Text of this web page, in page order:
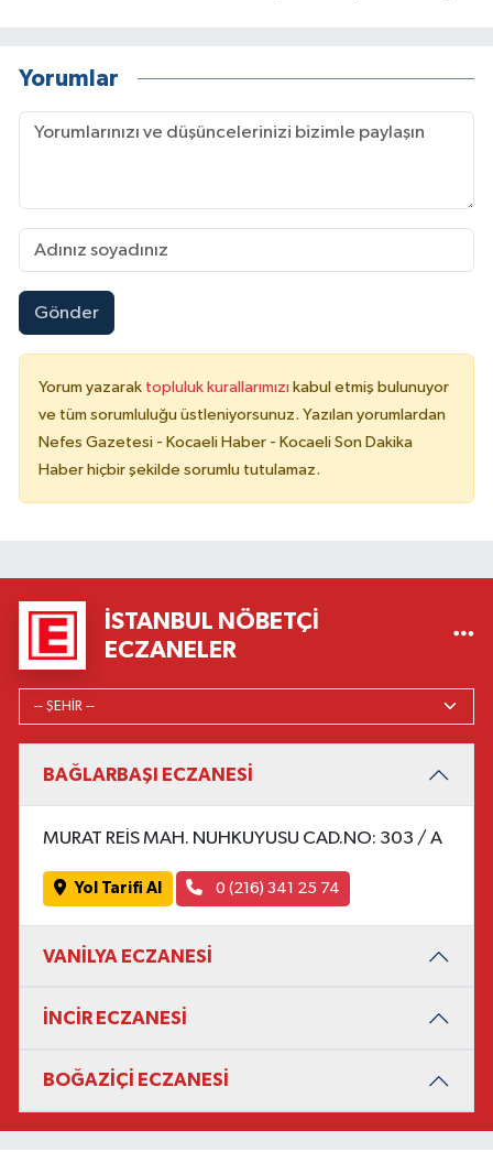
Yorumlar
Gönder
Yorum yazarak topluluk kurallarımızı kabul etmiş bulunuyor
ve tüm sorumluluğu üstleniyorsunuz. Yazılan yorumlardan
Nefes Gazetesi - Kocaeli Haber - Kocaeli Son Dakika
Haber hiçbir şekilde sorumlu tutulamaz.
İSTANBUL NÖBETÇI
ECZANELER
BAĞLARBAŞI ECZANESİ
MURAT REİS MAH. NUHKUYUSU CAD.NO: 303 / A
Yol Tarifi Al 0 (216) 341 25 74
VANİLYA ECZANESİ
İNCİR ECZANESİ
BOĞAZİÇİ ECZANESİ